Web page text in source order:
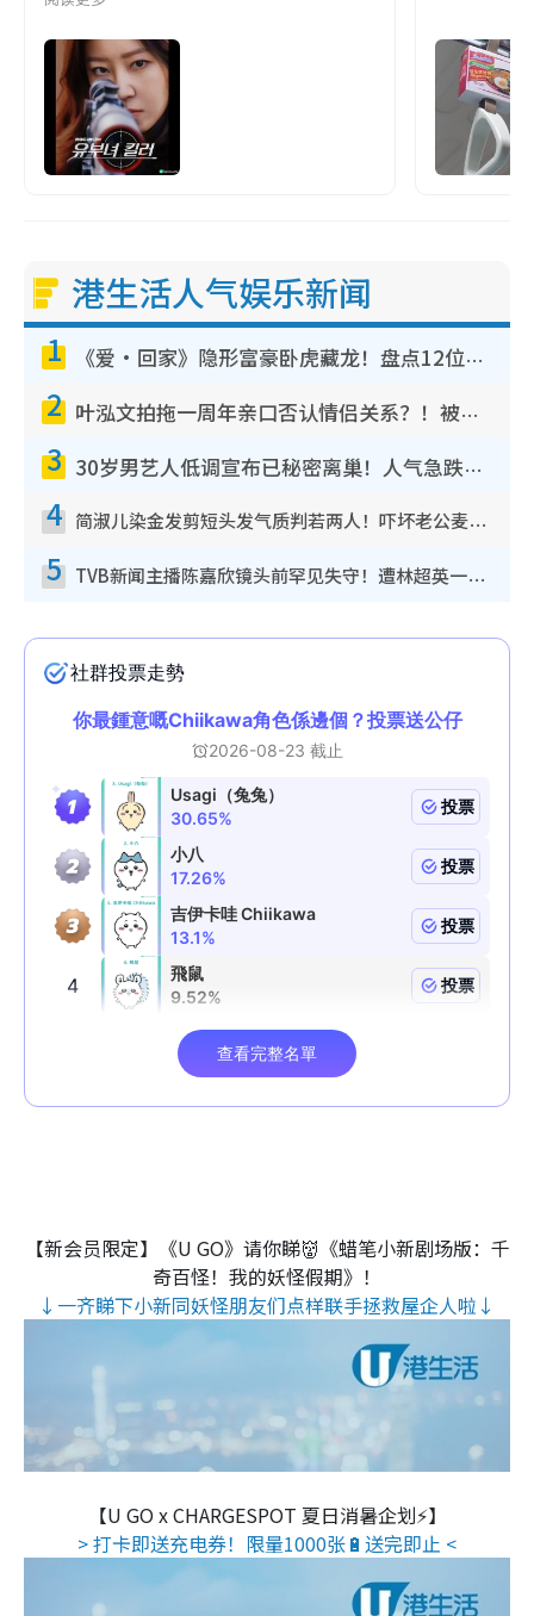
港生活人气娱乐新闻
1 《爱·回家》隐形富豪卧虎藏龙！盘点12位财气逼人的有钱艺人：这位美女3亿身家不愁做
2 叶泓文拍拖一周年亲口否认情侣关系？！被质疑感情造假竟称GM“普通同事”
3 30岁男艺人低调宣布已秘密离巢！人气急跌变失踪人口：“这几年过得并不容易”
4 简淑儿染金发剪短头发气质判若两人！吓坏老公麦大力都认不出：“你做什么？”
5 TVB新闻主播陈嘉欣镜头前罕见失守！遭林超英一句话突袭吓坏当场大笑
【新会员限定】《U GO》请你睇👹《蜡笔小新剧场版：千
奇百怪！我的妖怪假期》！
↓一齐睇下小新同妖怪朋友们点样联手拯救屋企人啦↓
【U GO x CHARGESPOT 夏日消暑企划⚡】
> 打卡即送充电券！限量1000张🔋送完即止 <